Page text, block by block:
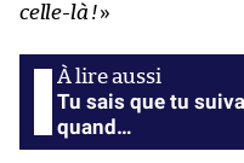
celle-là !»
Tu sais que tu
quand…